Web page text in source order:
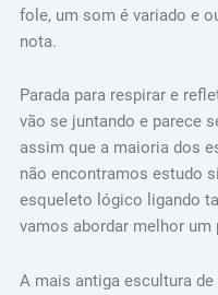
fole, um som é variado e
nota.
Parada para respirar e
vão se juntando e parece
assim que a maioria dos
não encontramos estudo
esqueleto lógico ligando
vamos abordar melhor um
A mais antiga escultura de